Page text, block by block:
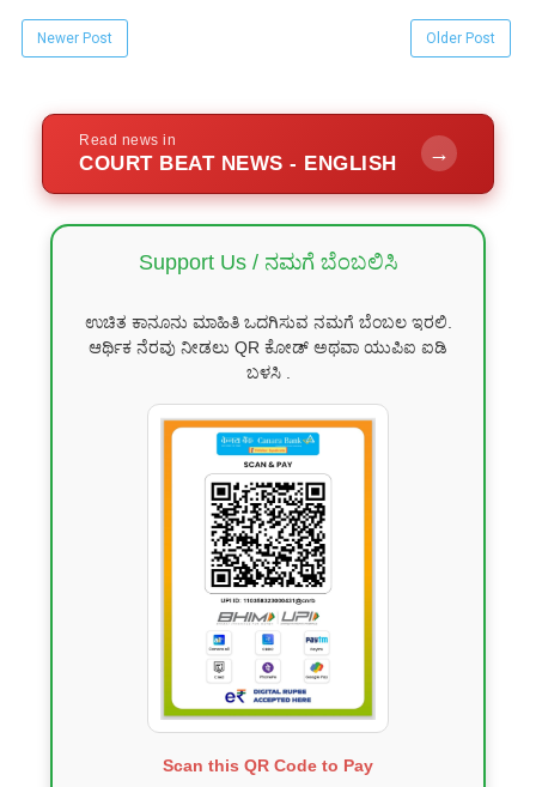
Newer Post Older Post
Read news in
COURT BEAT NEWS - ENGLISH →
Support Us / ನಮಗೆ ಬೆಂಬಲಿಸಿ
ಉಚಿತ ಕಾನೂನು ಮಾಹಿತಿ ಒದಗಿಸುವ ನಮಗೆ ಬೆಂಬಲ ಇರಲಿ.
ಆರ್ಥಿಕ ನೆರವು ನೀಡಲು QR ಕೋಡ್ ಅಥವಾ ಯುಪಿಐ ಐಡಿ
ಬಳಸಿ .
Scan this QR Code to Pay